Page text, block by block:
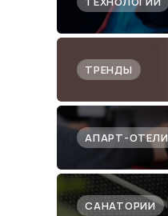
ТРЕНДЫ
АПАРТ-ОТЕЛИ
САНАТОРИИ